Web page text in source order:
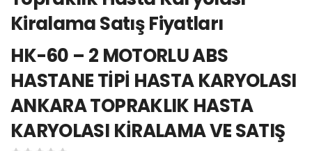
Kiralama Satış Fiyatları
HK-60 – 2 MOTORLU ABS
HASTANE TİPİ HASTA KARYOLASI
ANKARA TOPRAKLIK HASTA
KARYOLASI KİRALAMA VE SATIŞ